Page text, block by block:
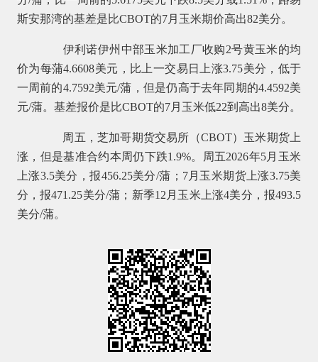
斯安那湾的基差是比CBOT的7月玉米期价高出82美分。
伊利诺伊州中部玉米加工厂收购2号黄玉米的均
价为每蒲4.6608美元，比上一交易日上涨3.75美分，低于
一周前的4.7592美元/蒲，但是仍高于去年同期的4.4592美
元/蒲。基差报价是比CBOT的7月玉米低22到高出8美分。
周五，芝加哥期货交易所（CBOT）玉米期货上
涨，但是基准合约本周仍下跌1.9%。周五2026年5月玉米
上涨3.5美分，报456.25美分/蒲；7月玉米期货上涨3.75美
分，报471.25美分/蒲；新季12月玉米上涨4美分，报493.5
美分/蒲。